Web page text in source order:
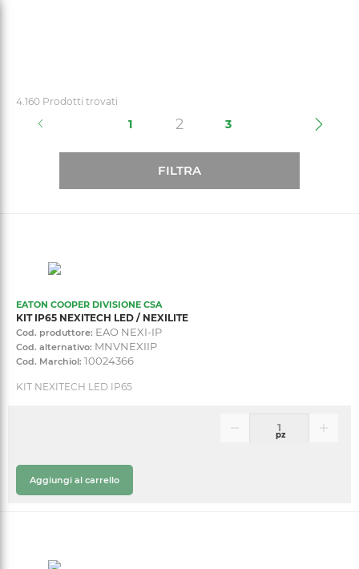
4.160 Prodotti trovati
1 2(current)
3
FILTRA
EATON COOPER DIVISIONE CSA
KIT IP65 NEXITECH LED / NEXILITE
Cod. produttore: EAO NEXI-IP
Cod. alternativo: MNVNEXIIP
Cod. Marchiol: 10024366
KIT NEXITECH LED IP65
pz
Aggiungi al carrello